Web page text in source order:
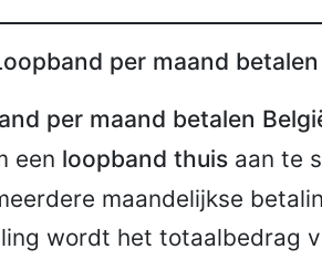
per maand betalen
per maand betalen
een loopband thuis aan te
maandelijkse
wordt het totaalbedrag